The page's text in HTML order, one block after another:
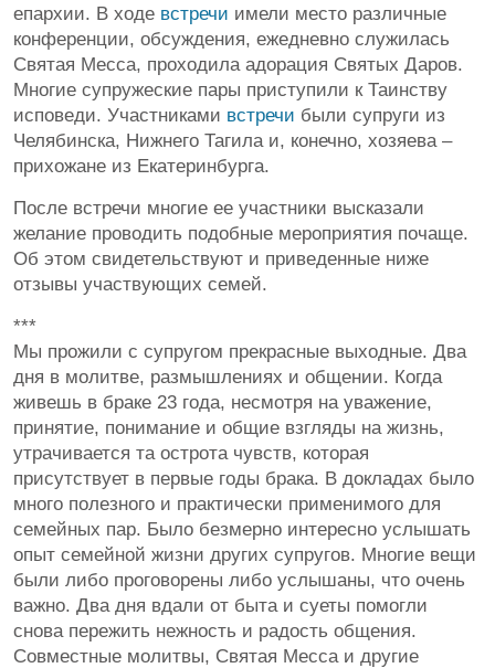
епархии. В ходе встречи имели место различные
конференции, обсуждения, ежедневно служилась
Святая Месса, проходила адорация Святых Даров.
Многие супружеские пары приступили к Таинству
исповеди. Участниками встречи были супруги из
Челябинска, Нижнего Тагила и, конечно, хозяева –
прихожане из Екатеринбурга.
После встречи многие ее участники высказали
желание проводить подобные мероприятия почаще.
Об этом свидетельствуют и приведенные ниже
отзывы участвующих семей.
***
Мы прожили с супругом прекрасные выходные. Два
дня в молитве, размышлениях и общении. Когда
живешь в браке 23 года, несмотря на уважение,
принятие, понимание и общие взгляды на жизнь,
утрачивается та острота чувств, которая
присутствует в первые годы брака. В докладах было
много полезного и практически применимого для
семейных пар. Было безмерно интересно услышать
опыт семейной жизни других супругов. Многие вещи
были либо проговорены либо услышаны, что очень
важно. Два дня вдали от быта и суеты помогли
снова пережить нежность и радость общения.
Совместные молитвы, Святая Месса и другие